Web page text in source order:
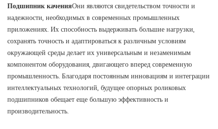
Подшипник каченияОни являются свидетельством точности и
надежности, необходимых в современных промышленных
приложениях. Их способность выдерживать большие нагрузки,
сохранять точность и адаптироваться к различным условиям
окружающей среды делает их универсальным и незаменимым
компонентом оборудования, двигающего вперед современную
промышленность. Благодаря постоянным инновациям и интеграции
интеллектуальных технологий, будущее опорных роликовых
подшипников обещает еще большую эффективность и
производительность.